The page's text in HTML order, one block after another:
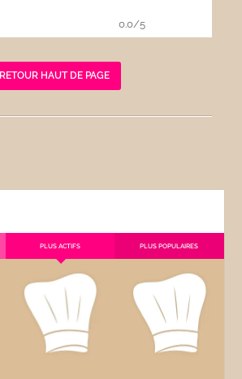
0.0/5
RETOUR HAUT DE PAGE
PLUS ACTIFS PLUS POPULAIRES